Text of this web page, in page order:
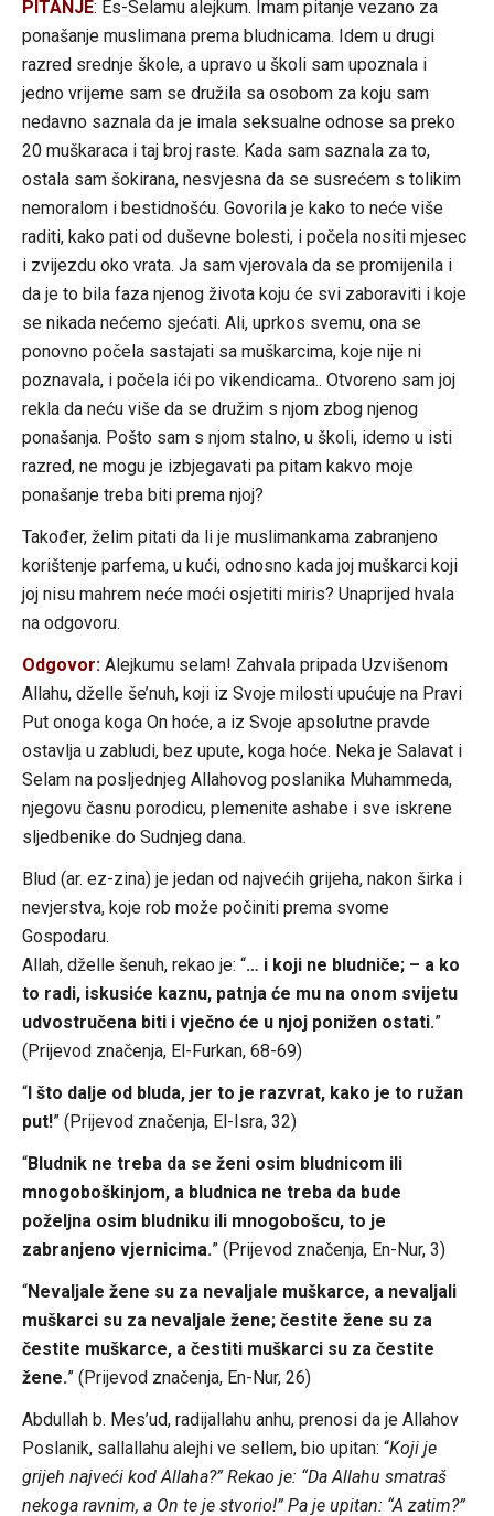
PITANJE: Es-Selamu alejkum. Imam pitanje vezano za
ponašanje muslimana prema bludnicama. Idem u drugi
razred srednje škole, a upravo u školi sam upoznala i
jedno vrijeme sam se družila sa osobom za koju sam
nedavno saznala da je imala seksualne odnose sa preko
20 muškaraca i taj broj raste. Kada sam saznala za to,
ostala sam šokirana, nesvjesna da se susrećem s tolikim
nemoralom i bestidnošću. Govorila je kako to neće više
raditi, kako pati od duševne bolesti, i počela nositi mjesec
i zvijezdu oko vrata. Ja sam vjerovala da se promijenila i
da je to bila faza njenog života koju će svi zaboraviti i koje
se nikada nećemo sjećati. Ali, uprkos svemu, ona se
ponovno počela sastajati sa muškarcima, koje nije ni
poznavala, i počela ići po vikendicama.. Otvoreno sam joj
rekla da neću više da se družim s njom zbog njenog
ponašanja. Pošto sam s njom stalno, u školi, idemo u isti
razred, ne mogu je izbjegavati pa pitam kakvo moje
ponašanje treba biti prema njoj?
Također, želim pitati da li je muslimankama zabranjeno
korištenje parfema, u kući, odnosno kada joj muškarci koji
joj nisu mahrem neće moći osjetiti miris? Unaprijed hvala
na odgovoru.
Odgovor: Alejkumu selam! Zahvala pripada Uzvišenom
Allahu, dželle še’nuh, koji iz Svoje milosti upućuje na Pravi
Put onoga koga On hoće, a iz Svoje apsolutne pravde
ostavlja u zabludi, bez upute, koga hoće. Neka je Salavat i
Selam na posljednjeg Allahovog poslanika Muhammeda,
njegovu časnu porodicu, plemenite ashabe i sve iskrene
sljedbenike do Sudnjeg dana.
Blud (ar. ez-zina) je jedan od najvećih grijeha, nakon širka i
nevjerstva, koje rob može počiniti prema svome
Gospodaru.
Allah, dželle šenuh, rekao je: “… i koji ne bludniče; – a ko
to radi, iskusiće kaznu, patnja će mu na onom svijetu
udvostručena biti i vječno će u njoj ponižen ostati.”
(Prijevod značenja, El-Furkan, 68-69)
“I što dalje od bluda, jer to je razvrat, kako je to ružan
put!” (Prijevod značenja, El-Isra, 32)
“Bludnik ne treba da se ženi osim bludnicom ili
mnogoboškinjom, a bludnica ne treba da bude
poželjna osim bludniku ili mnogobošcu, to je
zabranjeno vjernicima.” (Prijevod značenja, En-Nur, 3)
“Nevaljale žene su za nevaljale muškarce, a nevaljali
muškarci su za nevaljale žene; čestite žene su za
čestite muškarce, a čestiti muškarci su za čestite
žene.” (Prijevod značenja, En-Nur, 26)
Abdullah b. Mes’ud, radijallahu anhu, prenosi da je Allahov
Poslanik, sallallahu alejhi ve sellem, bio upitan: “Koji je
grijeh najveći kod Allaha?” Rekao je: “Da Allahu smatraš
nekoga ravnim, a On te je stvorio!” Pa je upitan: “A zatim?”